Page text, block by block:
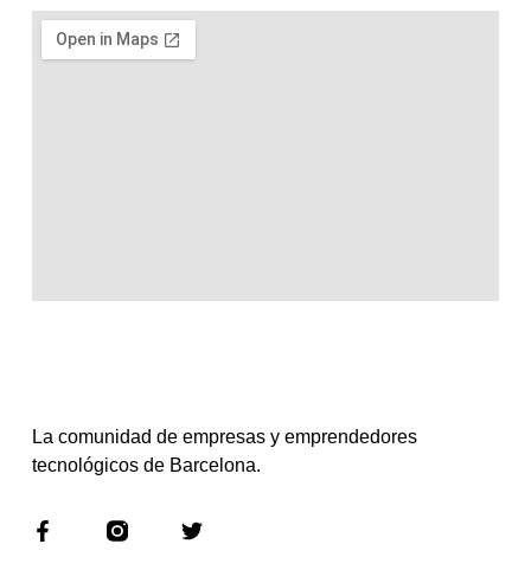
La comunidad de empresas y emprendedores
tecnológicos de Barcelona.